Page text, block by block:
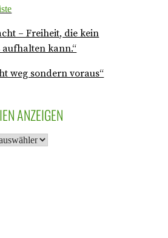
– Freiheit, die kein
aufhalten kann.“
weg sondern voraus“
ANZEIGEN